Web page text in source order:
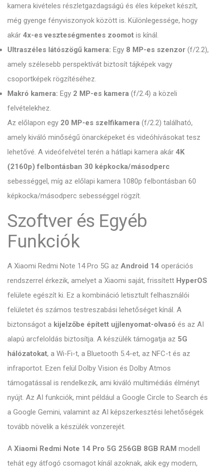
kamera kivételes részletgazdagságú és éles képeket készít,
még gyenge fényviszonyok között is. Különlegessége, hogy
akár 4x-es veszteségmentes zoomot is kínál.
Ultraszéles látószögű kamera: Egy 8 MP-es szenzor (f/2.2),
amely szélesebb perspektívát biztosít tájképek vagy
csoportképek rögzítéséhez.
Makró kamera: Egy 2 MP-es kamera (f/2.4) a közeli
felvételekhez.
Az előlapon egy 20 MP-es szelfikamera (f/2.2) található,
amely kiváló minőségű önarcképeket és videóhívásokat tesz
lehetővé. A videófelvétel terén a hátlapi kamera akár 4K
(2160p) felbontásban 30 képkocka/másodperc
sebességgel, míg az előlapi kamera 1080p felbontásban 60
képkocka/másodperc sebességgel rögzít.
Szoftver és Egyéb
Funkciók
A Xiaomi Redmi Note 14 Pro 5G az Android 14 operációs
rendszerrel érkezik, amelyet a Xiaomi saját, frissített HyperOS
felülete egészít ki. Ez a kombináció letisztult felhasználói
felületet és számos testreszabási lehetőséget kínál. A
biztonságot a kijelzőbe épített ujjlenyomat-olvasó és az AI
alapú arcfeloldás biztosítja. A készülék támogatja az 5G
hálózatokat, a Wi-Fi-t, a Bluetooth 5.4-et, az NFC-t és az
infraportot. Ezen felül Dolby Vision és Dolby Atmos
támogatással is rendelkezik, ami kiváló multimédiás élményt
nyújt. Az AI funkciók, mint például a Google Circle to Search és
a Google Gemini, valamint az AI képszerkesztési lehetőségek
tovább növelik a készülék vonzerejét.
A Xiaomi Redmi Note 14 Pro 5G 256GB 8GB RAM modell
tehát egy átfogó csomagot kínál azoknak, akik egy modern,